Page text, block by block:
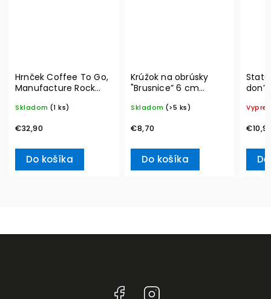
Hrnček Coffee To Go,
Manufacture Rock
Boch
Skladom (1 ks)
€32,90
Do košíka
Krúžok na obrúsky
"Brusnice” 6 cm
Accessoires – Villeroy
Skladom (>5 ks)
€8,70
Do košíka
Facebook